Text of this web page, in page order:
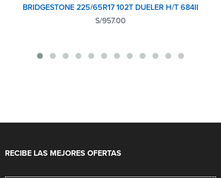
BRIDGESTONE 225/65R17 102T DUELER H/T 684II
S/957.00
RECIBE LAS MEJORES OFERTAS